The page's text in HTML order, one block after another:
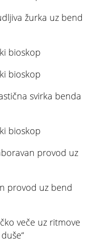
žurka uz bend
bioskop
bioskop
svirka benda
bioskop
provod uz
provod uz bend
veče uz ritmove
ŠTA
fontana